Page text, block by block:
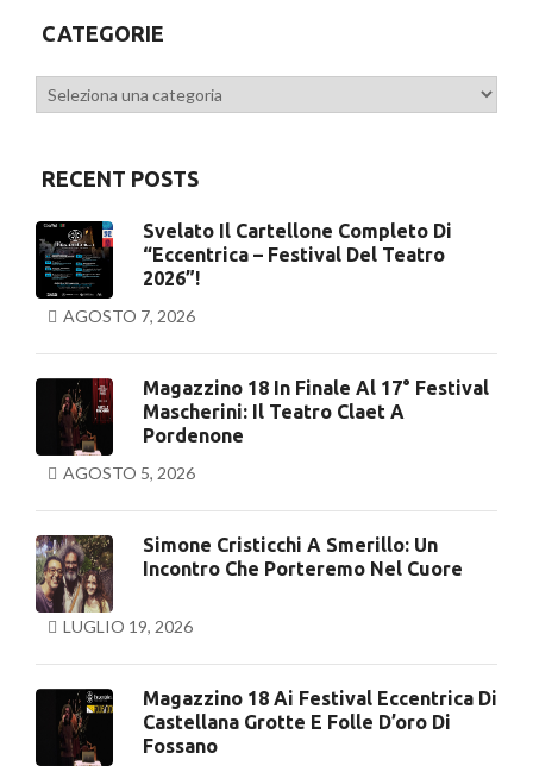
CATEGORIE
Categorie
RECENT POSTS
Svelato Il Cartellone Completo Di
“Eccentrica – Festival Del Teatro
2026”!
AGOSTO 7, 2026
Magazzino 18 In Finale Al 17° Festival
Mascherini: Il Teatro Claet A
Pordenone
AGOSTO 5, 2026
Simone Cristicchi A Smerillo: Un
Incontro Che Porteremo Nel Cuore
LUGLIO 19, 2026
Magazzino 18 Ai Festival Eccentrica Di
Castellana Grotte E Folle D’oro Di
Fossano